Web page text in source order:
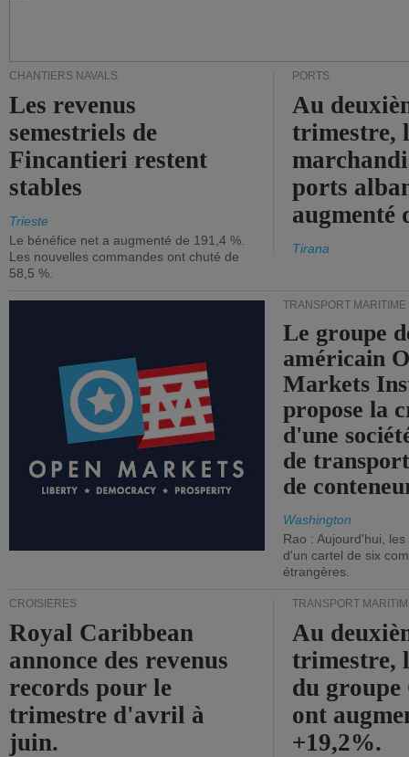
CHANTIERS NAVALS
Les revenus
semestriels de
Fincantieri restent
stables
Trieste
Le bénéfice net a augmenté de 191,4 %.
Les nouvelles commandes ont chuté de
58,5 %.
PORTS
Au
trimestre,
ports
augmenté
Tirana
TRANSPORT MARITIME
Le groupe
américain
Markets
propose la
d'une
de
de
Washington
Rao : Aujourd'hui,
d'un cartel de six
étrangères.
CROISIÈRES
Royal Caribbean
annonce des revenus
records pour le
trimestre d'avril à
juin.
TRANSPORT
Au
trimestre,
du
ont
+19,2%.